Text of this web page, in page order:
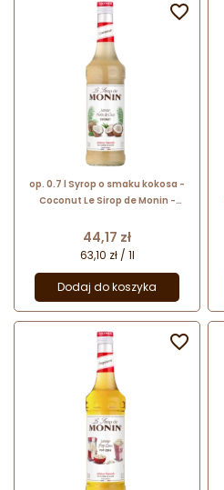
op. 0.7 l Syrop o smaku kokosa -
Coconut Le Sirop de Monin -
Cena
44,17 zł
63,10 zł / 1l
Dodaj do koszyka

